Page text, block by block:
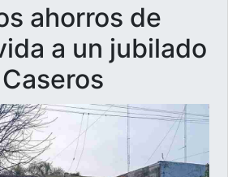
ahorros de
a un jubilado